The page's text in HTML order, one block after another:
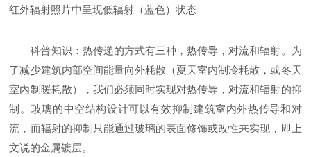
红外辐射照片中呈现低辐射（蓝色）状态
科普知识：热传递的方式有三种，热传导，对流和辐射。为
了减少建筑内部空间能量向外耗散（夏天室内制冷耗散，或冬天
室内制暖耗散），我们必须同时实现对热传导，对流和辐射的抑
制。玻璃的中空结构设计可以有效抑制建筑室内外热传导和对
流，而辐射的抑制只能通过玻璃的表面修饰或改性来实现，即上
文说的金属镀层。